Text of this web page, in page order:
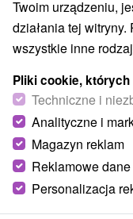
Pobyt wellness:
w sercu
Hotel Flóra★
Od 5 Noce
abierz nowej
Twoim urządzeniu,
działania tej
wszystkie inne
Pliki cookie,
Techniczne i
Analityczne i
Magazyn reklam
Reklamowe
Personalizacja